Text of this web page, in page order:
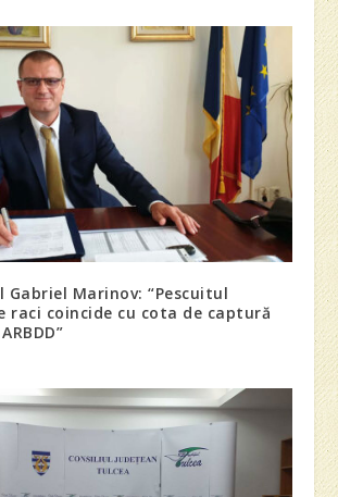
Gabriel Marinov: “Pescuitul
raci coincide cu cota de captură